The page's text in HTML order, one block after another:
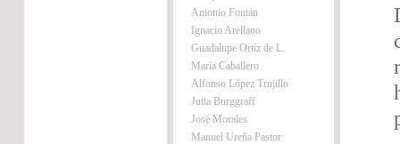
Antonio Fontán
Ignacio Arellano
Guadalupe Ortíz de L.
María Caballero
Alfonso López Trujillo
Jutta Burggraff
José Morales
Manuel Ureña Pastor